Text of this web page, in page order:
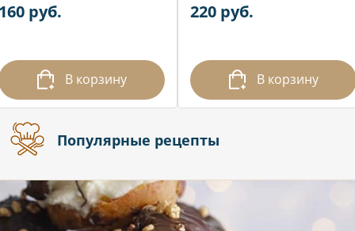
руб.
В корзину
220 руб.
В корзину
Популярные рецепты